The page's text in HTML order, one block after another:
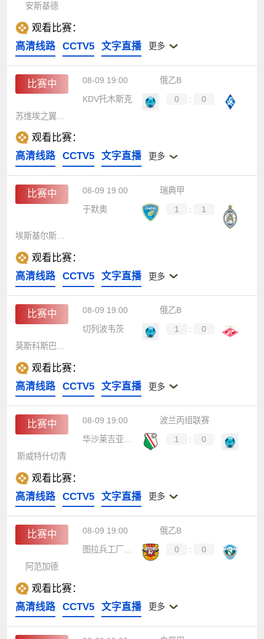
安斯基德
观看比赛：
高清线路
CCTV5 文字直播 更多
比赛中 08-09 19:00
俄乙B
KDV托木斯克
0 :
0
观看比赛：
高清线路
CCTV5 文字直播 更多
比赛中 08-09 19:00
瑞典甲
于默奥
1 : 1
埃斯基尔斯蒂纳
观看比赛：
高清线路
CCTV5 文字直播 更多
比赛中 08-09 19:00
俄乙B
切列波韦茨
1 :
0
观看比赛：
高清线路
CCTV5 文字直播 更多
比赛中 08-09 19:00
波兰丙组联赛
华沙莱吉亚B队
1 :
0
斯威特什切青
观看比赛：
高清线路
CCTV5 文字直播 更多
比赛中 08-09 19:00
俄乙B
0 :
0
阿范加德
观看比赛：
高清线路
CCTV5 文字直播 更多